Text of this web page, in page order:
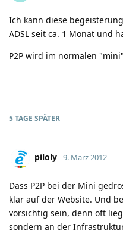
Ich kann diese
ADSL seit ca. 1 Monat und
P2P wird im normalen
5 TAGE SPÄTER
piloly 9. März 2012
Dass P2P bei der Mini
klar auf der Website. Und
vorsichtig sein, denn oft
sondern an der